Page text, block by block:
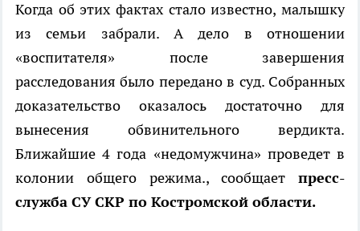
Когда об этих фактах стало известно, малышку
из семьи забрали. А дело в отношении
«воспитателя» после завершения
расследования было передано в суд. Собранных
доказательство оказалось достаточно для
вынесения обвинительного вердикта.
Ближайшие 4 года «недомужчина» проведет в
колонии общего режима., сообщает пресс-
служба СУ СКР по Костромской области.